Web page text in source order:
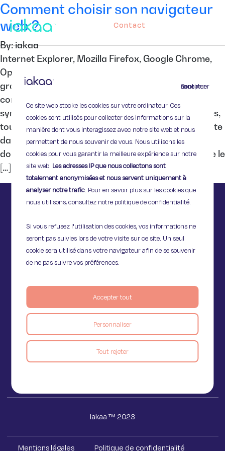
Continuer sans accepter
Ce site web stocke les cookies sur votre ordinateur. Ces
cookies sont utilisés pour collecter des informations sur la
manière dont vous interagissez avec notre site web et nous
permettent de nous souvenir de vous. Nous utilisons les
cookies pour vous garantir la meilleure expérience sur notre
site web. Les adresses IP que nous collectons sont
totalement anonymisées et nous servent uniquement à
analyser notre trafic. Pour en savoir plus sur les cookies que
nous utilisons, consultez notre politique de confidentialité.
Si vous refusez l'utilisation des cookies, vos informations ne
seront pas suivies lors de votre visite sur ce site. Un seul
cookie sera utilisé dans votre navigateur afin de se souvenir
de ne pas suivre vos préférences.
Personnaliser
Tout rejeter
Accepter tout
Contact
Comment choisir son navigateur
web ?
By: iakaa
Internet Explorer, Mozilla Firefox, Google Chrome,
Opera, Safari : de nombreux navigateurs web
gratuits existent, mais lequel choisir ? Vitesse,
compatibilité avec un système d’exploitation,
synchronisation des favoris, extensions disponibles,
toutes ces fonctionnalités sont à prendre en compte
dans le choix de votre navigateur internet. Voici
donc un tableau comparatif, qui vous aidera à faire le
[…]
11 Rue de Provence,
75009 Paris
Voir le blog
Iakaa ™ 2023
Mentions légales Politique de confidentialité